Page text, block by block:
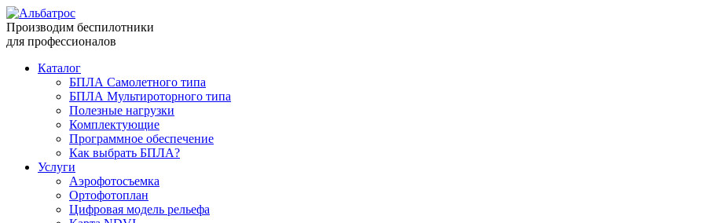
Производим беспилотники
для профессионалов
Каталог
БПЛА Самолетного типа
БПЛА Мультироторного типа
Полезные нагрузки
Комплектующие
Программное обеспечение
Как выбрать БПЛА?
Услуги
Аэрофотосъемка
Ортофотоплан
Цифровая модель рельефа